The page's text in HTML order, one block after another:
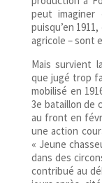
peut imaginer
puisqu’en
agricole – sont
Mais survient
que jugé trop
mobilisé en
3e bataillon de
au front en
une action
« Jeune
dans des
contribué au